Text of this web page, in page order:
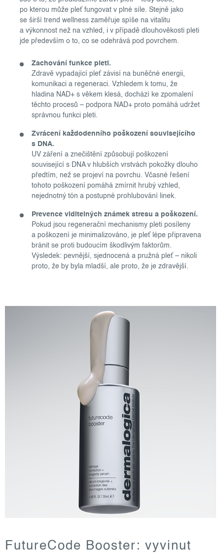
po kterou může pleť fungovat v plné síle. Stejně jako
se širší trend wellness zaměřuje spíše na vitalitu
a výkonnost než na vzhled, i v případě dlouhověkosti pleti
jde především o to, co se odehrává pod povrchem.
Zachování funkce pleti.
Zdravě vypadající pleť závisí na buněčné energii,
komunikaci a regeneraci. Vzhledem k tomu, že
hladina NAD+ s věkem klesá, dochází ke zpomalení
těchto procesů – podpora NAD+ proto pomáhá udržet
správnou funkci pleti.
Zvrácení každodenního poškození souvisejícího
s DNA.
UV záření a znečištění způsobují poškození
související s DNA v hlubších vrstvách pokožky dlouho
předtím, než se projeví na povrchu. Včasné řešení
tohoto poškození pomáhá zmírnit hrubý vzhled,
nejednotný tón a postupné prohlubování linek.
Prevence viditelných známek stresu a poškození.
Pokud jsou regenerační mechanismy pleti posíleny
a poškození je minimalizováno, je pleť lépe připravena
bránit se proti budoucím škodlivým faktorům.
Výsledek: pevnější, sjednocená a pružná pleť – nikoli
proto, že by byla mladší, ale proto, že je zdravější.
FutureCode Booster: vyvinut